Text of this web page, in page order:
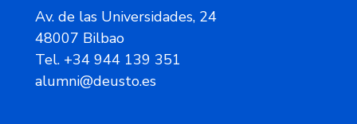
Av. de las Universidades, 24
48007 Bilbao
Tel. +34 944 139 351
alumni@deusto.es